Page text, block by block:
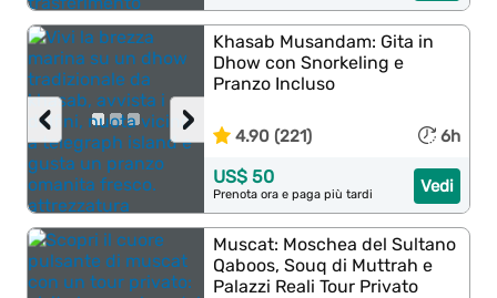
›
‹
Khasab Musandam: Gita in
Dhow con Snorkeling e
Pranzo Incluso
4.90 (221) 6h
Vedi
US$ 50
Prenota ora e paga più tardi
Muscat: Moschea del Sultano
Qaboos, Souq di Muttrah e
Palazzi Reali Tour Privato